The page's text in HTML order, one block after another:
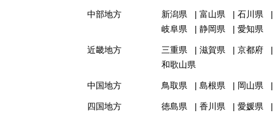
中部地方 新潟県 富山県
石川県
岐阜県
静岡県 愛知県
近畿地方 三重県 滋賀県
京都府
和歌山県
中国地方 鳥取県 島根県 岡山県
四国地方 徳島県 香川県 愛媛県